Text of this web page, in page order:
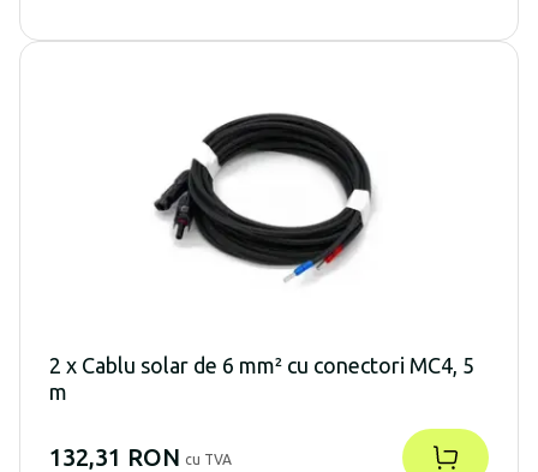
2 x Cablu solar de 6 mm² cu conectori MC4, 5
m
132,31 RON cu TVA